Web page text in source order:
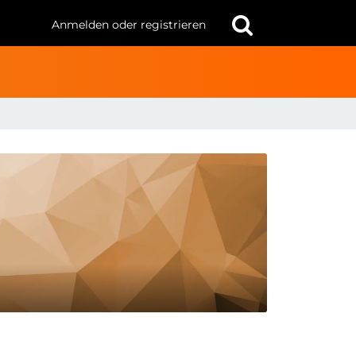
Anmelden oder registrieren